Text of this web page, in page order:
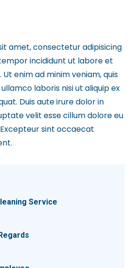
amet, consectetur adipisicing
incididunt ut labore et
enim ad minim veniam, quis
laboris nisi ut aliquip ex
Duis aute irure dolor in
velit esse cillum dolore eu
sint occaecat
Service